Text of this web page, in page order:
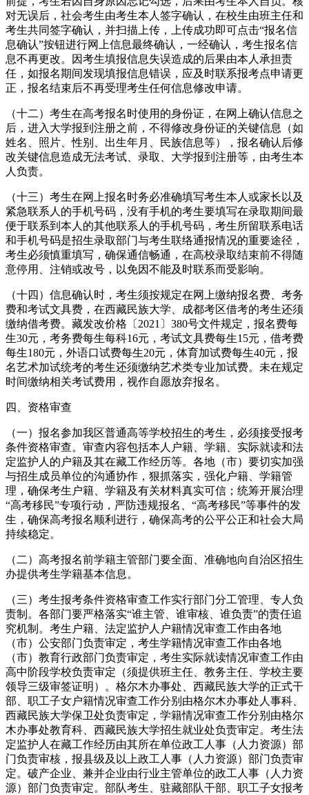
对无误后，社会考生由考生本人签字确认，在校生由班主任和
考生共同签字确认，并扫描上传，上传成功即可点击“报名信
息确认”按钮进行网上信息最终确认，一经确认，考生报名信
息不再更改。因考生填报信息失误造成的后果由本人承担责
任，如报名期间发现填报信息错误，应及时联系报考点申请更
正，报名结束后不再受理考生任何信息修改申请。
（十二）考生在高考报名时使用的身份证，在网上确认信息之
后，进入大学报到注册之前，不得修改身份证的关键信息（如
姓名、照片、性别、出生年月、民族信息等），报名确认后修
改关键信息造成无法考试、录取、大学报到注册等，由考生本
人负责。
（十三）考生在网上报名时务必准确填写考生本人或家长以及
紧急联系人的手机号码，没有手机的考生要填写在录取期间最
便于联系到本人的其他联系人的手机号码，考生所留联系电话
和手机号码是招生录取部门与考生联络通报情况的重要途径，
考生必须慎重填写，确保通信畅通，在高校录取结束前不得随
意停用、注销或改号，以免因不能及时联系而受影响。
（十四）信息确认时，考生须按规定在网上缴纳报名费、考务
费和考试文具费，在西藏民族大学、成都考区借考的考生还须
缴纳借考费。藏发改价格〔2021〕380号文件规定，报名费每
生30元，考务费每生每科16元，考试文具费每生15元，借考费
每生180元，外语口试费每生20元，体育加试费每生40元，报
名艺术加试统考的考生还须缴纳艺术类专业加试费。未在规定
时间缴纳相关考试费用，视作自愿放弃报名。
四、资格审查
（一）报名参加我区普通高等学校招生的考生，必须接受报考
条件资格审查。审查内容包括本人户籍、学籍、实际就读和法
定监护人的户籍及其在藏工作经历等。各地（市）要切实加强
与招生成员单位的沟通协作，狠抓落实，强化户籍、学籍管
理，确保考生户籍、学籍及有关材料真实可信；统筹开展治理
“高考移民”专项行动，严防违规报名、“高考移民”等事件的发
生，确保高考报名顺利进行，确保高考的公平公正和社会大局
持续稳定。
（二）高考报名前学籍主管部门要全面、准确地向自治区招生
办提供考生学籍基本信息。
（三）考生报考条件资格审查工作实行部门分工管理、专人负
责制。各部门要严格落实“谁主管、谁审核、谁负责”的责任追
究机制。考生户籍、法定监护人户籍情况审查工作由各地
（市）公安部门负责审定，考生学籍情况审查工作由各地
（市）教育行政部门负责审定，考生实际就读情况审查工作由
高中阶段学校负责审定（须提供班主任、教务主任、学校主要
领导三级审签证明）。格尔木办事处、西藏民族大学的正式干
部、职工子女户籍情况审查工作分别由格尔木办事处人事科、
西藏民族大学保卫处负责审定，学籍情况审查工作分别由格尔
木办事处教育科、西藏民族大学招生就业处负责审定。考生法
定监护人在藏工作经历由其所在单位政工人事（人力资源）部
门负责审核，报县级及以上政工人事（人力资源）部门负责审
定。破产企业、兼并企业由行业主管单位的政工人事（人力资
源）部门负责审定。部队考生、驻藏部队干部、职工子女报考